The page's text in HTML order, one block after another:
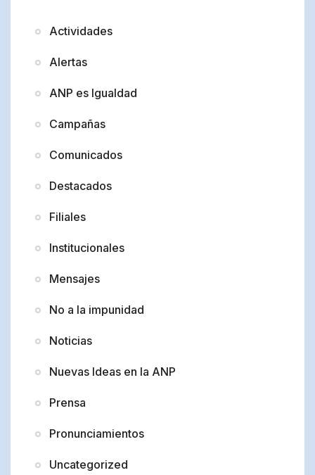
Actividades
Alertas
ANP es Igualdad
Campañas
Comunicados
Destacados
Filiales
Institucionales
Mensajes
No a la impunidad
Noticias
Nuevas Ideas en la ANP
Prensa
Pronunciamientos
Uncategorized